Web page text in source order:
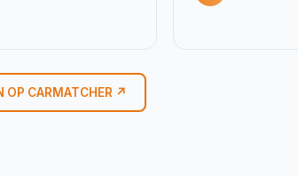
OP CARMATCHER ↗